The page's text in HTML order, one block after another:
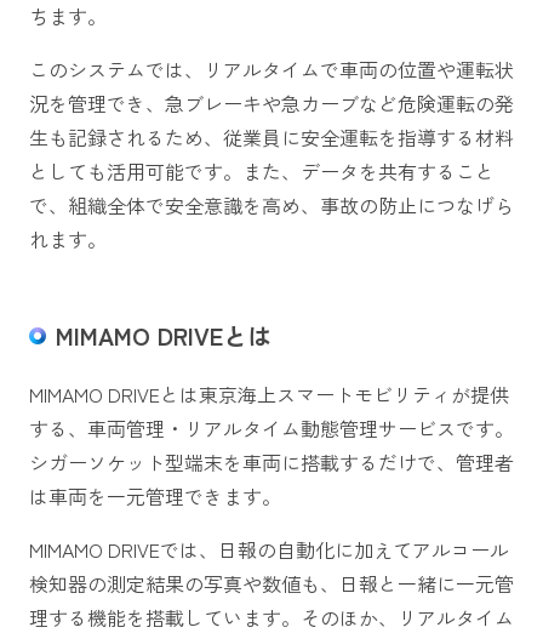
ちます。
このシステムでは、リアルタイムで車両の位置や運転状
況を管理でき、急ブレーキや急カーブなど危険運転の発
生も記録されるため、従業員に安全運転を指導する材料
としても活用可能です。また、データを共有すること
で、組織全体で安全意識を高め、事故の防止につなげら
れます。
MIMAMO DRIVEとは
MIMAMO DRIVEとは東京海上スマートモビリティが提供
する、車両管理・リアルタイム動態管理サービスです。
シガーソケット型端末を車両に搭載するだけで、管理者
は車両を一元管理できます。
MIMAMO DRIVEでは、日報の自動化に加えてアルコール
検知器の測定結果の写真や数値も、日報と一緒に一元管
理する機能を搭載しています。そのほか、リアルタイム